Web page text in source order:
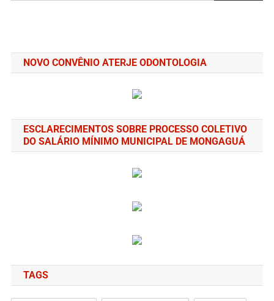
NOVO CONVÊNIO ATERJE ODONTOLOGIA
ESCLARECIMENTOS SOBRE PROCESSO COLETIVO
DO SALÁRIO MÍNIMO MUNICIPAL DE MONGAGUÁ
TAGS